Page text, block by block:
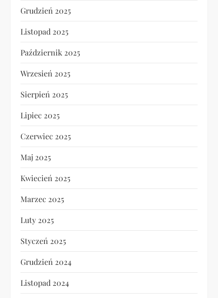
Grudzień 2025
Listopad 2025
Październik 2025
Wrzesień 2025
Sierpień 2025
Lipiec 2025
Czerwiec 2025
Maj 2025
Kwiecień 2025
Marzec 2025
Luty 2025
Styczeń 2025
Grudzień 2024
Listopad 2024